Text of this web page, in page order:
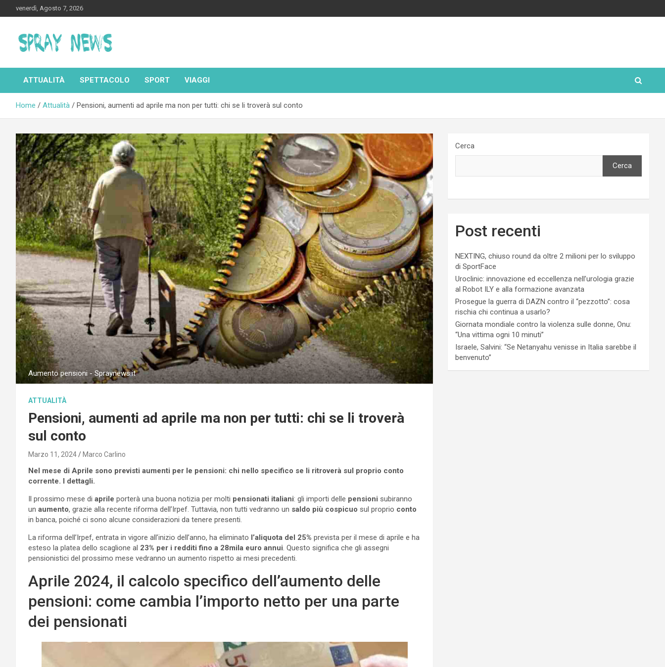
to
venerdì, Agosto 7, 2026
Spraynews.it
ATTUALITÀ SPETTACOLO SPORT VIAGGI
Home Attualità Pensioni, aumenti ad aprile ma non per tutti: chi se li troverà sul conto
Aumento pensioni - Spraynews.it
ATTUALITÀ
Pensioni, aumenti ad aprile ma non per tutti: chi se li troverà
sul conto
Marzo 11, 2024 Marco Carlino
Nel mese di Aprile sono previsti aumenti per le pensioni: chi nello specifico se li ritroverà sul proprio conto
corrente. I dettagli.
Il prossimo mese di aprile porterà una buona notizia per molti pensionati italiani: gli importi delle pensioni subiranno
un aumento, grazie alla recente riforma dell’Irpef. Tuttavia, non tutti vedranno un saldo più cospicuo sul proprio conto
in banca, poiché ci sono alcune considerazioni da tenere presenti.
La riforma dell’Irpef, entrata in vigore all’inizio dell’anno, ha eliminato l’aliquota del 25% prevista per il mese di aprile e ha
esteso la platea dello scaglione al 23% per i redditi fino a 28mila euro annui . Questo significa che gli assegni
pensionistici del prossimo mese vedranno un aumento rispetto ai mesi precedenti.
Aprile 2024, il calcolo specifico dell’aumento delle
pensioni: come cambia l’importo netto per una parte
dei pensionati
Cerca
Cerca
Post recenti
NEXTING, chiuso round da oltre 2 milioni per lo sviluppo
di SportFace
Uroclinic: innovazione ed eccellenza nell’urologia grazie
al Robot ILY e alla formazione avanzata
Prosegue la guerra di DAZN contro il “pezzotto”: cosa
rischia chi continua a usarlo?
Giornata mondiale contro la violenza sulle donne, Onu:
“Una vittima ogni 10 minuti”
Israele, Salvini: “Se Netanyahu venisse in Italia sarebbe il
benvenuto”